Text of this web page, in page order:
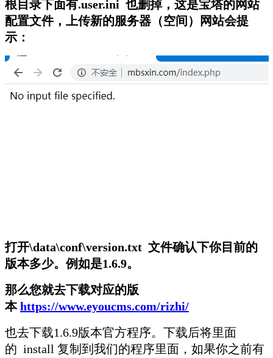
根目录下面有.user.ini 也删掉，这是宝塔的网站
配置文件，上传新的服务器（空间）网站会提
示：
打开\data\conf\version.txt 文件确认下你目前的
版本多少。例如是1.6.9。
那么您就去下载对应的版
本https://www.eyoucms.com/rizhi/
也去下载1.6.9版本官方程序。下载后将里面
的 install 复制到我们的程序里面，如果你之前有